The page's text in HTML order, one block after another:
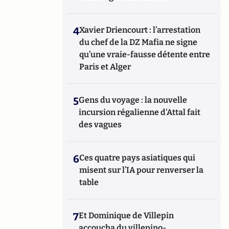
4Xavier Driencourt : l’arrestation
du chef de la DZ Mafia ne signe
qu’une vraie-fausse détente entre
Paris et Alger
5Gens du voyage : la nouvelle
incursion régalienne d'Attal fait
des vagues
6Ces quatre pays asiatiques qui
misent sur l’IA pour renverser la
table
7Et Dominique de Villepin